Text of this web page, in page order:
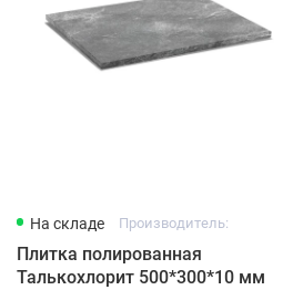
На складе Производитель:
Плитка полированная
Талькохлорит 500*300*10 мм